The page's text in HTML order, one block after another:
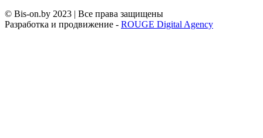
© Bis-on.by 2023 | Все права защищены
Разработка и продвижение - ROUGE Digital Agency